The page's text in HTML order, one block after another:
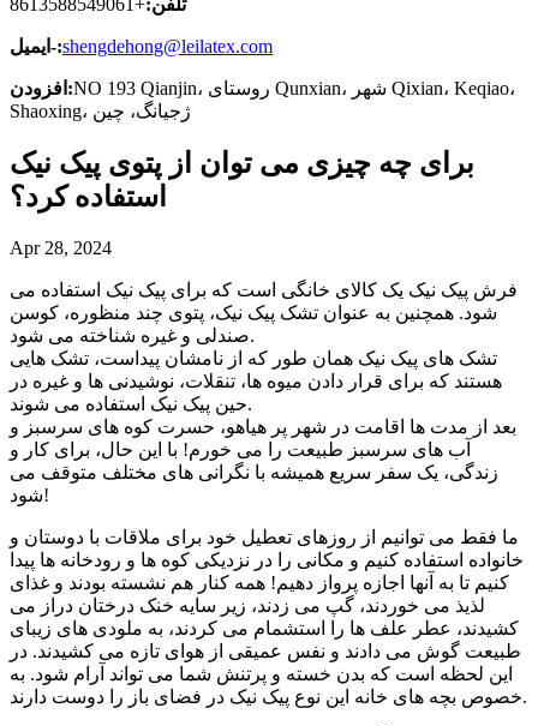
ایمیل-:shengdehong@leilatex.com
افزودن:NO 193 Qianjin، روستای Qunxian، شهر Qixian، Keqiao،
Shaoxing، ژجیانگ، چین
برای چه چیزی می توان از پتوی پیک نیک
استفاده کرد؟
Apr 28, 2024
فرش پیک نیک یک کالای خانگی است که برای پیک نیک استفاده می
شود. همچنین به عنوان تشک پیک نیک، پتوی چند منظوره، کوسن
صندلی و غیره شناخته می شود.
تشک های پیک نیک همان طور که از نامشان پیداست، تشک هایی
هستند که برای قرار دادن میوه ها، تنقلات، نوشیدنی ها و غیره در
حین پیک نیک استفاده می شوند.
بعد از مدت ها اقامت در شهر پر هیاهو، حسرت کوه های سرسبز و
آب های سرسبز طبیعت را می خورم! با این حال، برای کار و
زندگی، یک سفر سریع همیشه با نگرانی های مختلف متوقف می
شود!
ما فقط می توانیم از روزهای تعطیل خود برای ملاقات با دوستان و
خانواده استفاده کنیم و مکانی را در نزدیکی کوه ها و رودخانه ها پیدا
کنیم تا به آنها اجازه پرواز دهیم! همه کنار هم نشسته بودند و غذای
لذیذ می خوردند، گپ می زدند، زیر سایه خنک درختان دراز می
کشیدند، عطر علف ها را استشمام می کردند، به ملودی های زیبای
طبیعت گوش می دادند و نفس عمیقی از هوای تازه می کشیدند. در
این لحظه است که بدن خسته و پرتنش شما می تواند آرام شود. به
خصوص بچه های خانه این نوع پیک نیک در فضای باز را دوست دارند.